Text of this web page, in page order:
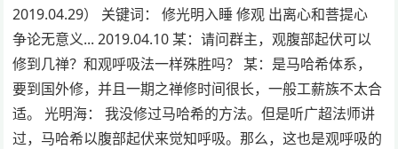
2019.04.29） 关键词： 修光明入睡 修观 出离心和菩提心
争论无意义... 2019.04.10 某：请问群主，观腹部起伏可以
修到几禅？和观呼吸法一样殊胜吗？ 某：是马哈希体系，
要到国外修，并且一期之禅修时间很长，一般工薪族不太合
适。 光明海： 我没修过马哈希的方法。但是听广超法师讲
过，马哈希以腹部起伏来觉知呼吸。那么，这也是观呼吸的